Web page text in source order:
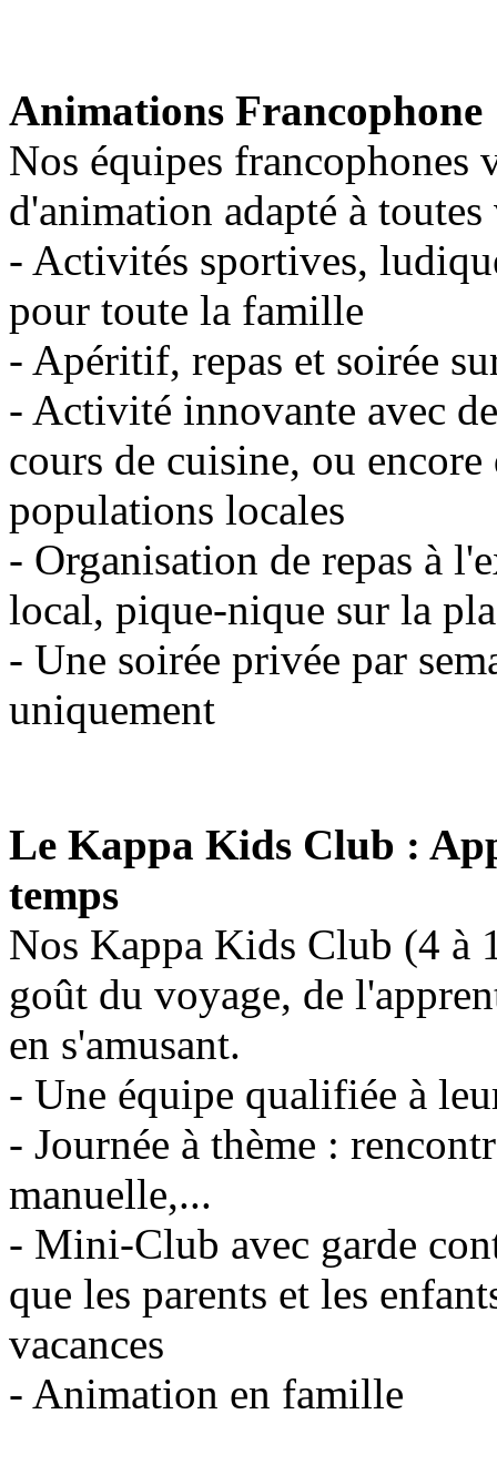
Animations Francophone
Nos équipes francophones
d'animation adapté à
- Activités sportives,
pour toute la famille
- Apéritif, repas et soirée
- Activité innovante avec
cours de cuisine, ou
populations locales
- Organisation de repas à
local, pique-nique sur la
- Une soirée privée par
uniquement
Le Kappa Kids Club :
temps
Nos Kappa Kids Club (4 à
goût du voyage, de
en s'amusant.
- Une équipe qualifiée à
- Journée à thème :
manuelle,...
- Mini-Club avec garde
que les parents et les
vacances
- Animation en famille